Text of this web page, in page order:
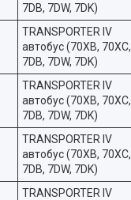
7DB, 7DW, 7DK)
TRANSPORTER IV
автобус (70XB, 70XC,
7DB, 7DW, 7DK)
TRANSPORTER IV
автобус (70XB, 70XC,
7DB, 7DW, 7DK)
TRANSPORTER IV
автобус (70XB, 70XC,
7DB, 7DW, 7DK)
TRANSPORTER IV